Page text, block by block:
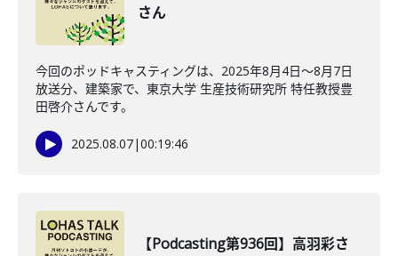
さん
今回のポッドキャスティングは、2025年8月4日〜8月7日
放送分、建築家で、東京大学 生産技術研究所 特任教授豊
田啓介さんです。
2025.08.07|00:19:46
【Podcasting第936回】高羽彩さ